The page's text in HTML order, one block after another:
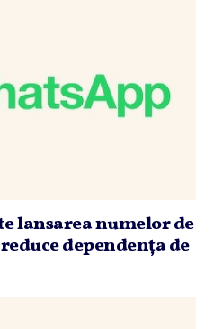
lansarea numelor de
dependenţa de